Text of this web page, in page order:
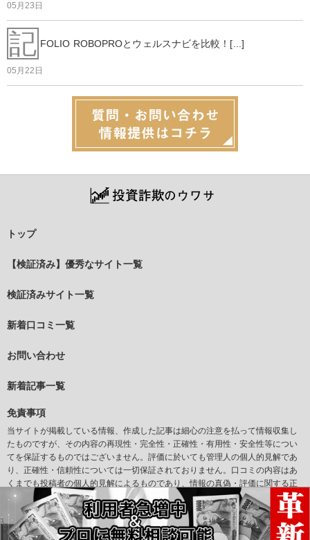
05月23日
記 FOLIO ROBOPROとウェルスナビを比較！[...]
05月22日
トップ
【検証済み】優秀なサイト一覧
検証済みサイト一覧
新着口コミ一覧
お問い合わせ
新着記事一覧
免責事項
当サイトが掲載している情報、作成した記事は細心の注意を払って情報収集し
たものですが、その内容の再現性・完全性・正確性・有用性・安全性等につい
てを保証するものではございません。評価に於いても管理人の個人的見解であ
り、正確性・信頼性については一切保証されておりません。口コミの内容はあ
くまでも投稿者の個人的見解によるものであり、情報の真偽・評価に関する正
確性については一切保証されておりません。また当サイトからリンクされてい
るサイトについて、その掲載情報の正確性、合法性等を当社が保証するもので
はありません。万一、リンク先サイトの利用につき問題が生じた場合、当サイ
トは一切の責任を負いかねますので、利用者ご自身の責任で対処してくださ